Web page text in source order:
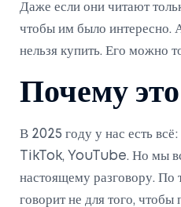
Даже если они читают
чтобы им было интересно.
нельзя купить. Его можно
Почему
В 2025 году у нас есть
TikTok, YouTube. Но мы
настоящему разговору. По
говорит не для того, чтобы